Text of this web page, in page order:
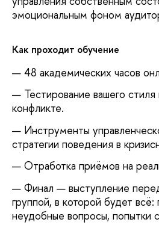
эмоциональным фоном
Как проходит обучение
48 академических часов
Тестирование вашего
конфликте.
Инструменты
стратегии поведения в
Отработка приёмов на
Финал — выступление
группой, в которой будет всё:
неудобные вопросы, попытки